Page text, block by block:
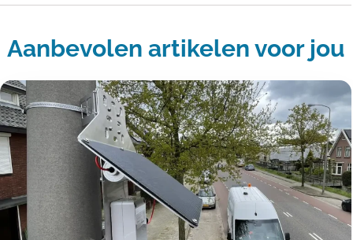
Aanbevolen artikelen voor jou